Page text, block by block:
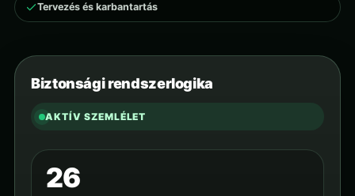
Tervezés és karbantartás
Biztonsági rendszerlogika
AKTÍV SZEMLÉLET
26